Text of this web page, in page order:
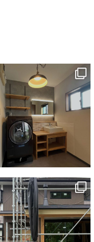
tomohouseinc
7月 13
tomohouseinc
6月 3